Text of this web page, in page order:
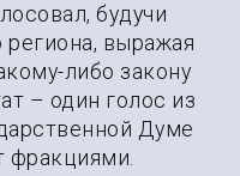
будучи
выражая
либо закону
– один голос из
Думе
фракциями.